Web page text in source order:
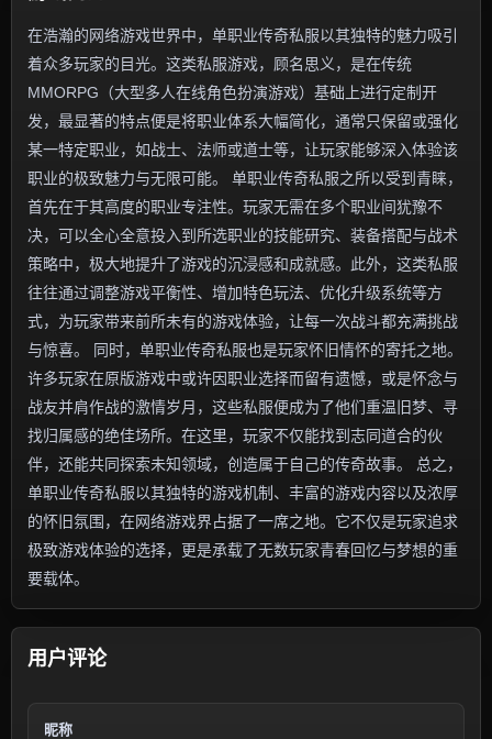
在浩瀚的网络游戏世界中，单职业传奇私服以其独特的魅力吸引
着众多玩家的目光。这类私服游戏，顾名思义，是在传统
MMORPG（大型多人在线角色扮演游戏）基础上进行定制开
发，最显著的特点便是将职业体系大幅简化，通常只保留或强化
某一特定职业，如战士、法师或道士等，让玩家能够深入体验该
职业的极致魅力与无限可能。 单职业传奇私服之所以受到青睐，
首先在于其高度的职业专注性。玩家无需在多个职业间犹豫不
决，可以全心全意投入到所选职业的技能研究、装备搭配与战术
策略中，极大地提升了游戏的沉浸感和成就感。此外，这类私服
往往通过调整游戏平衡性、增加特色玩法、优化升级系统等方
式，为玩家带来前所未有的游戏体验，让每一次战斗都充满挑战
与惊喜。 同时，单职业传奇私服也是玩家怀旧情怀的寄托之地。
许多玩家在原版游戏中或许因职业选择而留有遗憾，或是怀念与
战友并肩作战的激情岁月，这些私服便成为了他们重温旧梦、寻
找归属感的绝佳场所。在这里，玩家不仅能找到志同道合的伙
伴，还能共同探索未知领域，创造属于自己的传奇故事。 总之，
单职业传奇私服以其独特的游戏机制、丰富的游戏内容以及浓厚
的怀旧氛围，在网络游戏界占据了一席之地。它不仅是玩家追求
极致游戏体验的选择，更是承载了无数玩家青春回忆与梦想的重
要载体。
用户评论
昵称